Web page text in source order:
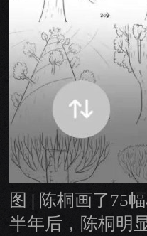
图 | 陈桐画了75
半年后，陈桐明